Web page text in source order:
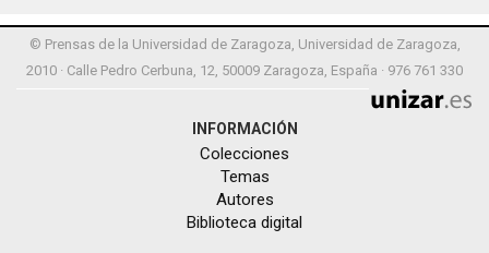
© Prensas de la Universidad de Zaragoza, Universidad de Zaragoza,
2010 · Calle Pedro Cerbuna, 12, 50009 Zaragoza, España · 976 761 330
INFORMACIÓN
Colecciones
Temas
Autores
Biblioteca digital